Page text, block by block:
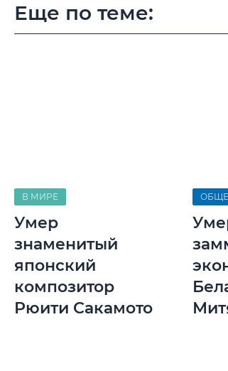
Еще по теме:
В МИРЕ
Умер
знаменитый
японский
композитор
Рюити Сакамото